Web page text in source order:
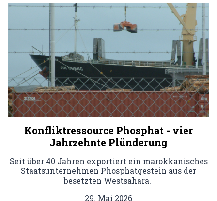
Konfliktressource Phosphat - vier
Jahrzehnte Plünderung
Seit über 40 Jahren exportiert ein marokkanisches
Staatsunternehmen Phosphatgestein aus der
besetzten Westsahara.
29. Mai 2026